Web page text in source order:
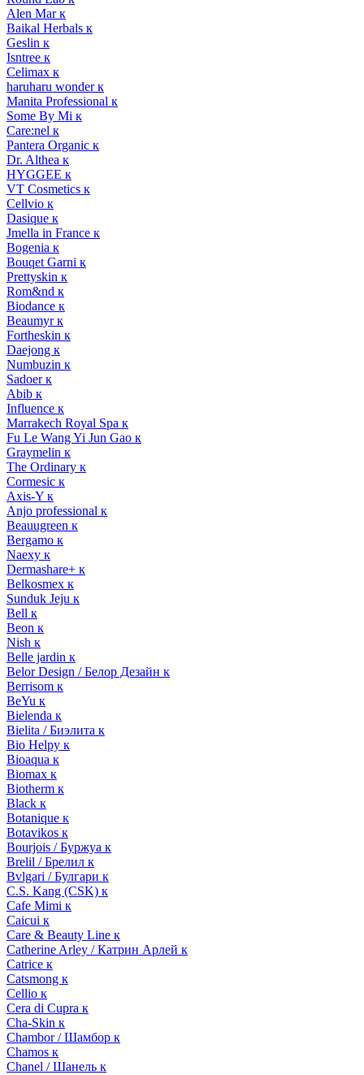
Alen Mar к
Baikal Herbals к
Geslin к
Isntree к
Celimax к
haruharu wonder к
Manita Professional к
Some By Mi к
Care:nel к
Pantera Organic к
Dr. Althea к
HYGGEE к
VT Cosmetics к
Cellvio к
Dasique к
Jmella in France к
Bogenia к
Bouqet Garni к
Prettyskin к
Rom&nd к
Biodance к
Beaumyr к
Fortheskin к
Daejong к
Numbuzin к
Sadoer к
Abib к
Influence к
Marrakech Royal Spa к
Fu Le Wang Yi Jun Gao к
Graymelin к
The Ordinary к
Cormesic к
Axis-Y к
Anjo professional к
Beauugreen к
Bergamo к
Naexy к
Dermashare+ к
Belkosmex к
Sunduk Jeju к
Bell к
Beon к
Nish к
Belle jardin к
Belor Design / Белор Дезайн к
Berrisom к
BeYu к
Bielenda к
Bielita / Биэлита к
Bio Helpy к
Bioaqua к
Biomax к
Biotherm к
Black к
Botanique к
Botavikos к
Bourjois / Буржуа к
Brelil / Брелил к
Bvlgari / Булгари к
C.S. Kang (CSK) к
Cafe Mimi к
Caicui к
Care & Beauty Line к
Catherine Arley / Катрин Арлей к
Catrice к
Catsmong к
Cellio к
Cera di Cupra к
Cha-Skin к
Chambor / Шамбор к
Chamos к
Chanel / Шанель к